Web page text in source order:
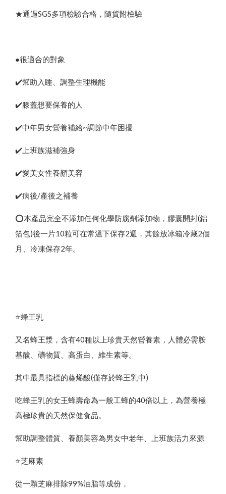
★通過SGS多項檢驗合格，隨貨附檢驗
●很適合的對象
✔️幫助入睡、調整生理機能
✔️膝蓋想要保養的人
✔️中年男女營養補給~調節中年困擾
✔️上班族滋補強身
✔️愛美女性養顏美容
✔️病後/產後之補養
⭕️本產品完全不添加任何化學防腐劑添加物，膠囊開封(鋁
箔包)後一片10粒可在常溫下保存2週，其餘放冰箱冷藏2個
月、冷凍保存2年。
⭐️蜂王乳
又名蜂王漿，含有40種以上珍貴天然營養素，人體必需胺
基酸、礦物質、高蛋白、維生素等。
其中最具指標的葵烯酸(僅存於蜂王乳中)
吃蜂王乳的女王蜂壽命為一般工蜂的40倍以上，為營養極
高極珍貴的天然保健食品。
幫助調整體質、養顏美容為男女中老年、上班族活力來源
⭐️芝麻素
從一顆芝麻排除99%油脂等成份，